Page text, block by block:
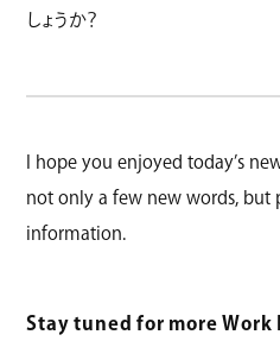
しょうか？
I hope you enjoyed today’s
not only a few new words, but
information.
Stay tuned for more Work